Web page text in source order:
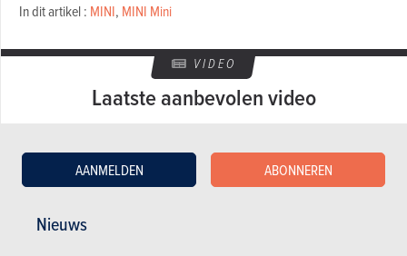
Nieuws
AANMELDEN ABONNEREN
In dit artikel : MINI, MINI Mini
VIDEO
Laatste aanbevolen video